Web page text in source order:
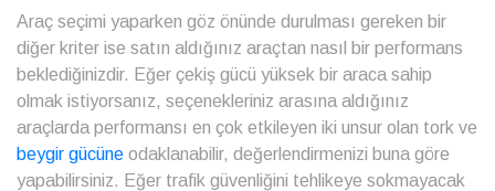
Araç seçimi yaparken göz önünde durulması gereken bir
diğer kriter ise satın aldığınız araçtan nasıl bir performans
beklediğinizdir. Eğer çekiş gücü yüksek bir araca sahip
olmak istiyorsanız, seçenekleriniz arasına aldığınız
araçlarda performansı en çok etkileyen iki unsur olan tork ve
beygir gücüne odaklanabilir, değerlendirmenizi buna göre
yapabilirsiniz. Eğer trafik güvenliğini tehlikeye sokmayacak